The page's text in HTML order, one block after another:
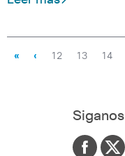
« ‹ 12 13 14
Siganos